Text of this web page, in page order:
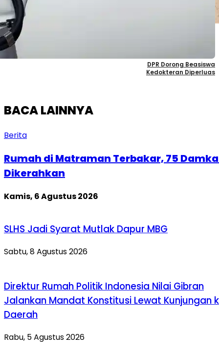
Kapal Gamsunoro Lolos Lewati
Selat Hormuz
DPR Dorong Beasiswa
Kedokteran Diperluas
BACA LAINNYA
Berita
Rumah di Matraman Terbakar, 75
Dikerahkan
Kamis, 6 Agustus 2026
SLHS Jadi Syarat Mutlak Dapur MBG
Sabtu, 8 Agustus 2026
Direktur Rumah Politik Indonesia Nilai Gibran
Jalankan Mandat Konstitusi Lewat Kunjungan
Daerah
Rabu, 5 Agustus 2026